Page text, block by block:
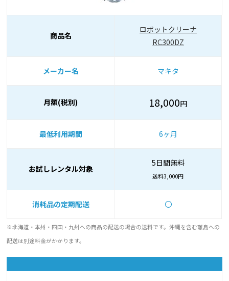
商品名
ロボットクリーナ
RC300DZ
メーカー名 マキタ
月額(税別) 18,000円
最低利用期間 6ヶ月
お試しレンタル対象
5日間無料
送料3,000円
消耗品の定期配送 〇
※北海道・本州・四国・九州への商品の配送の場合の送料です。沖縄を含む離島への
配送は別途料金がかかります。